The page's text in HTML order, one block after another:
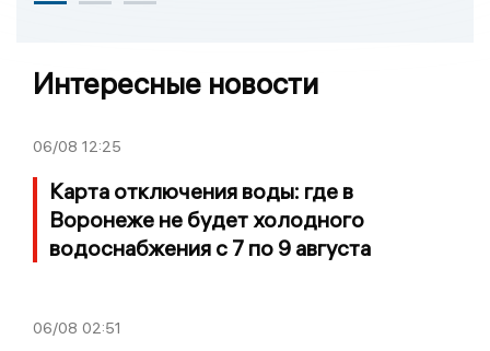
Интересные новости
06/08 12:25
Карта отключения воды: где в
Воронеже не будет холодного
водоснабжения с 7 по 9 августа
06/08 02:51